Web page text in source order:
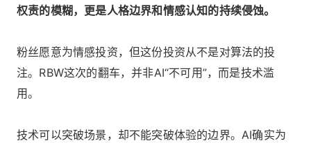
权责的模糊，更是人格边界和情感认知的持续侵蚀。
粉丝愿意为情感投资，但这份投资从不是对算法的投
注。RBW这次的翻车，并非AI“不可用”，而是技术滥
用。
技术可以突破场景，却不能突破体验的边界。AI确实为